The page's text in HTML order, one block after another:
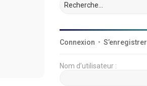
Connexion • S’enregistrer
Nom d’utilisateur :